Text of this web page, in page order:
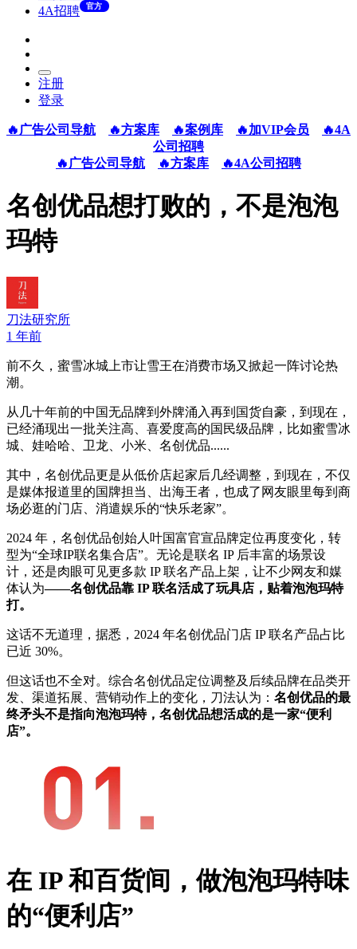
4A招聘 官方
注册
登录
🔥广告公司导航 🔥方案库 🔥案例库 🔥加VIP会员
🔥4A
公司招聘
🔥广告公司导航
🔥方案库 🔥4A公司招聘
名创优品想打败的，不是泡泡
玛特
刀法研究所
1 年前
前不久，蜜雪冰城上市让雪王在消费市场又掀起一阵讨论热
潮。
从几十年前的中国无品牌到外牌涌入再到国货自豪，到现在，
已经涌现出一批关注高、喜爱度高的国民级品牌，比如蜜雪冰
城、娃哈哈、卫龙、小米、名创优品......
其中，名创优品更是从低价店起家后几经调整，到现在，不仅
是媒体报道里的国牌担当、出海王者，也成了网友眼里每到商
场必逛的门店、消遣娱乐的“快乐老家”。
2024 年，名创优品创始人叶国富官宣品牌定位再度变化，转
型为“全球IP联名集合店”。无论是联名 IP 后丰富的场景设
计，还是肉眼可见更多款 IP 联名产品上架，让不少网友和媒
体认为——名创优品靠 IP 联名活成了玩具店，贴着泡泡玛特
打。
这话不无道理，据悉，2024 年名创优品门店 IP 联名产品占比
已近 30%。
但这话也不全对。综合名创优品定位调整及后续品牌在品类开
发、渠道拓展、营销动作上的变化，刀法认为： 名创优品的最
终矛头不是指向泡泡玛特，名创优品想活成的是一家“便利
店”。
在 IP 和百货间，做泡泡玛特味
的“便利店”